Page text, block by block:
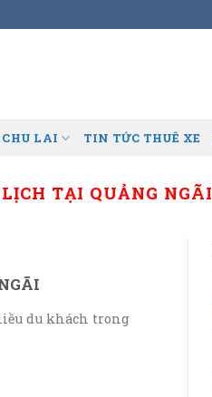
CHU LAI TIN TỨC THUÊ XE
TẠI QUẢNG NGÃI
du khách trong